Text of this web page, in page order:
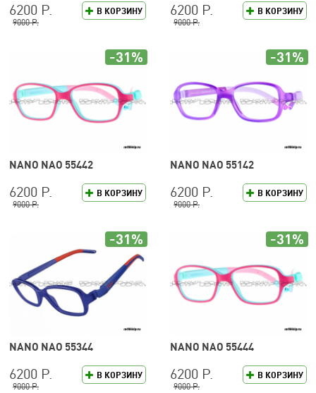
В КОРЗИНУ
6200 Р.
9000 Р.
В КОРЗИНУ
6200 Р.
9000 Р.
NANO NAO 55442
В КОРЗИНУ
6200 Р.
9000 Р.
-31%
NANO NAO 55142
В КОРЗИНУ
6200 Р.
9000 Р.
-31%
NANO NAO 55344
В КОРЗИНУ
6200 Р.
9000 Р.
-31%
NANO NAO 55444
В КОРЗИНУ
6200 Р.
9000 Р.
-31%